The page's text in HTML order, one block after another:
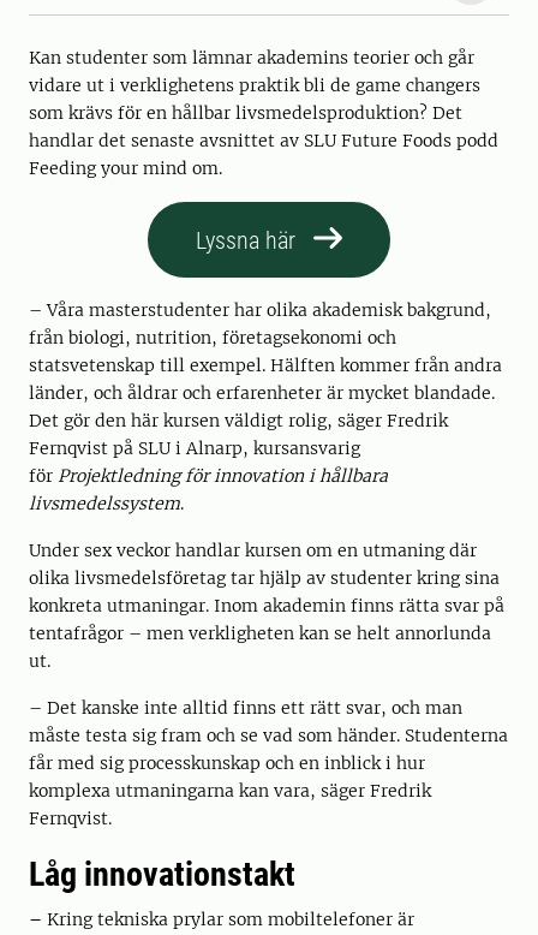
Kan studenter som lämnar akademins teorier och går
vidare ut i verklighetens praktik bli de game changers
som krävs för en hållbar livsmedelsproduktion? Det
handlar det senaste avsnittet av SLU Future Foods podd
Feeding your mind om.
Lyssna här
– Våra masterstudenter har olika akademisk bakgrund,
från biologi, nutrition, företagsekonomi och
statsvetenskap till exempel. Hälften kommer från andra
länder, och åldrar och erfarenheter är mycket blandade.
Det gör den här kursen väldigt rolig, säger Fredrik
Fernqvist på SLU i Alnarp, kursansvarig
för Projektledning för innovation i hållbara
livsmedelssystem.
Under sex veckor handlar kursen om en utmaning där
olika livsmedelsföretag tar hjälp av studenter kring sina
konkreta utmaningar. Inom akademin finns rätta svar på
tentafrågor – men verkligheten kan se helt annorlunda
ut.
– Det kanske inte alltid finns ett rätt svar, och man
måste testa sig fram och se vad som händer. Studenterna
får med sig processkunskap och en inblick i hur
komplexa utmaningarna kan vara, säger Fredrik
Fernqvist.
Låg innovationstakt
– Kring tekniska prylar som mobiltelefoner är